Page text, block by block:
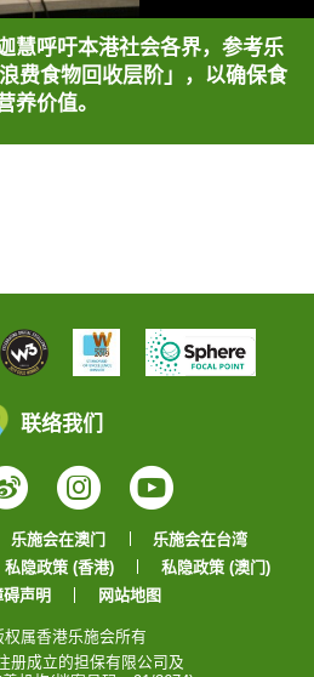
慧呼吁本港社会各界，参考乐
费食物回收层阶」，以确保食
养价值。
联络我们
Instagram
YouTube
乐施会在澳门
乐施会在台湾
私隐政策 (香港)
私隐政策 (澳门)
声明
网站地图
属香港乐施会所有
册成立的担保有限公司及